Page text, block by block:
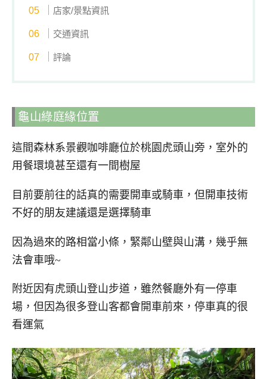
店家/景點資訊
交通資訊
評論
龜山綠庭緣位置
這間森林系景觀咖啡廳位於桃園虎頭山旁，室外的
用餐環境甚至還有一間樹屋
目前要前往的話真的需要開車或騎車，但開車技術
不好的朋友建議還是選擇騎車
因為過來的路相當小條，緊鄰山壁與山溝，幾乎無
法會車哦~
附近因有虎頭山登山步道，雖然餐廳外有一停車
場，但因為很多登山客都會開車前來，停車真的很
看運氣